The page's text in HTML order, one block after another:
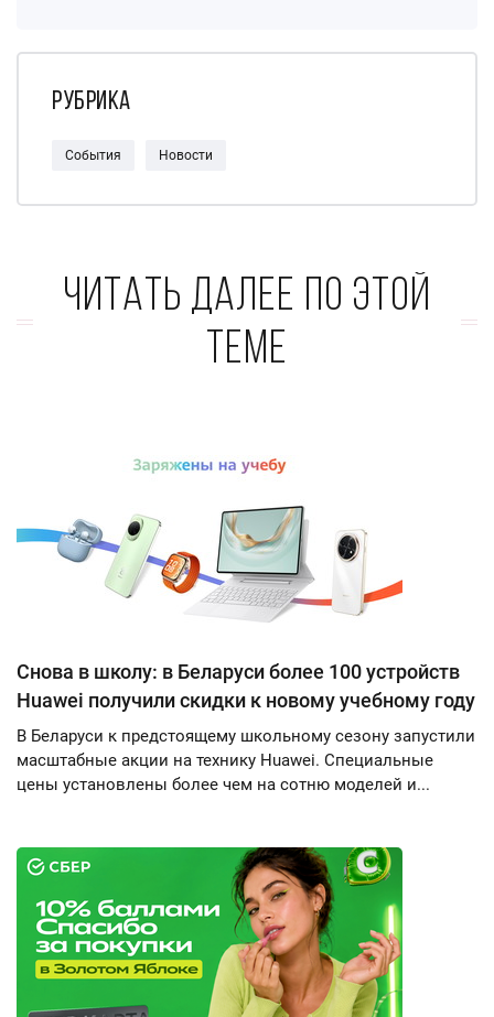
Рубрика
События Новости
Читать далее по этой
теме
Снова в школу: в Беларуси более 100 устройств
Huawei получили скидки к новому учебному году
В Беларуси к предстоящему школьному сезону запустили
масштабные акции на технику Huawei. Специальные
цены установлены более чем на сотню моделей и...